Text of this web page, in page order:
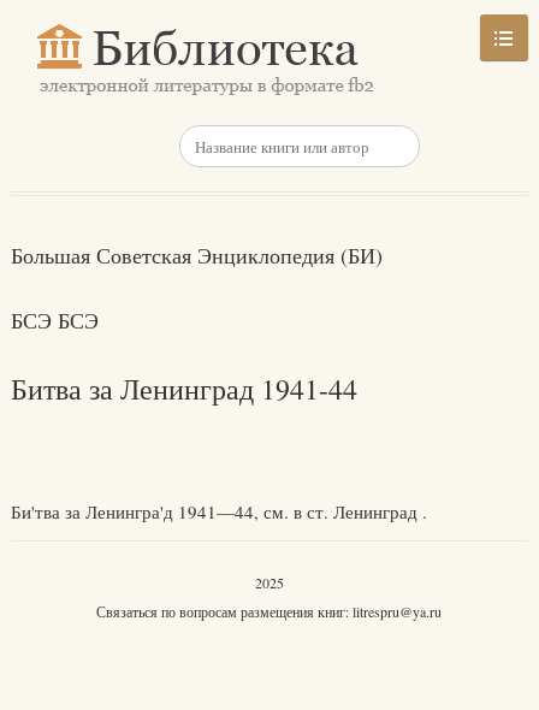
Большая Советская Энциклопедия (БИ)
БСЭ БСЭ
Битва за Ленинград 1941-44
Би'тва за Ленингра'д 1941—44, см. в ст. Ленинград .
2025
Связаться по вопросам размещения книг:litrespru@ya.ru